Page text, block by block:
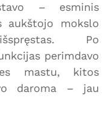
– esminis
aukštojo mokslo
Po
perimdavo
mastu, kitos
daroma – jau